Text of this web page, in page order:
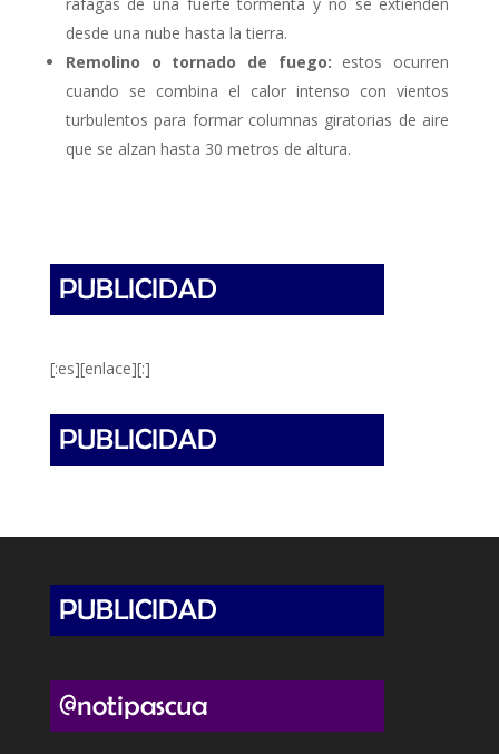
ráfagas de una fuerte tormenta y no se extienden
desde una nube hasta la tierra.
Remolino o tornado de fuego: estos ocurren
cuando se combina el calor intenso con vientos
turbulentos para formar columnas giratorias de aire
que se alzan hasta 30 metros de altura.
[:es][enlace][:]